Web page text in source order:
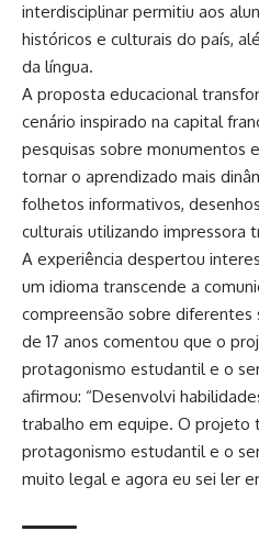
interdisciplinar permitiu aos
históricos e culturais do país,
da língua.
A proposta educacional
cenário inspirado na capital
pesquisas sobre monumentos
tornar o aprendizado mais
folhetos informativos,
culturais utilizando impressora
A experiência despertou
um idioma transcende a
compreensão sobre diferentes
de 17 anos comentou que o
protagonismo estudantil e o
afirmou: “Desenvolvi
trabalho em equipe. O projeto
protagonismo estudantil e o
muito legal e agora eu sei ler